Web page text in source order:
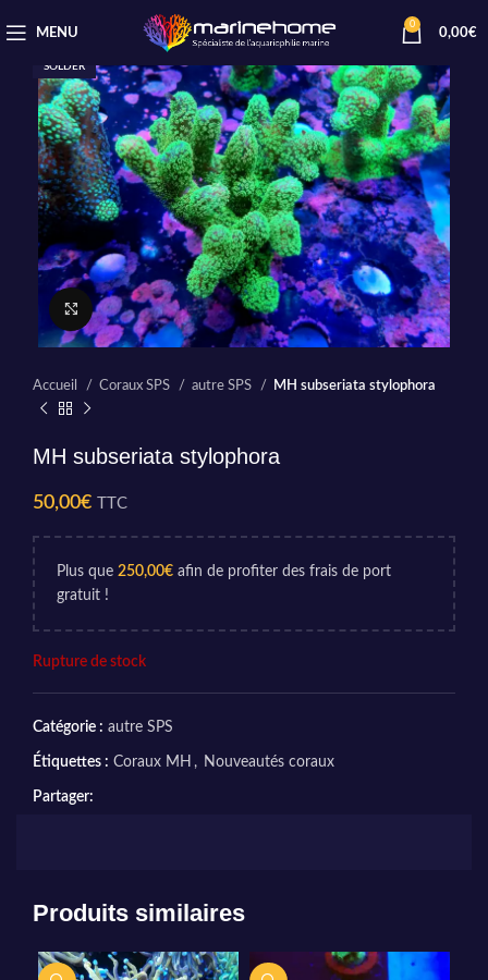
MENU
0
0,00€
SOLDER
Cliquez pour agrandir
Accueil Coraux SPS autre SPS MH subseriata stylophora
MH subseriata stylophora
50,00€ TTC
Plus que 250,00€ afin de profiter des frais de port
gratuit !
Rupture de stock
Catégorie : autre SPS
Étiquettes : Coraux MH , Nouveautés coraux
Partager:
Produits similaires